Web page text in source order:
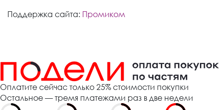
Поддержка сайта: Промиком
Оплатите сейчас только 25% стоимости покупки
Остальное — тремя платежами раз в две недели